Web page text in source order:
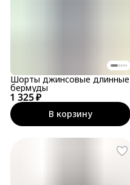
1 325 ₽
Шорты джинсовые длинные
бермуды
В корзину